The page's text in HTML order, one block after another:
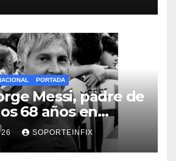
PORTADA
Messi, padre de
68 años en
SOPORTEINFIX